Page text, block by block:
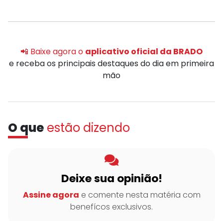
📲 Baixe agora o aplicativo oficial da BRADO
e receba os principais destaques do dia em primeira
mão
O que estão dizendo
Deixe sua opinião!
Assine agora e comente nesta matéria com
benefícos exclusivos.